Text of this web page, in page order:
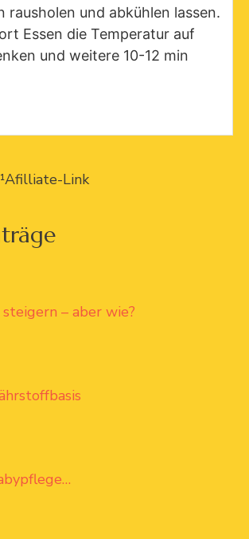
rausholen und abkühlen lassen.
Essen die Temperatur auf
und weitere 10-12 min
Link
– aber wie?